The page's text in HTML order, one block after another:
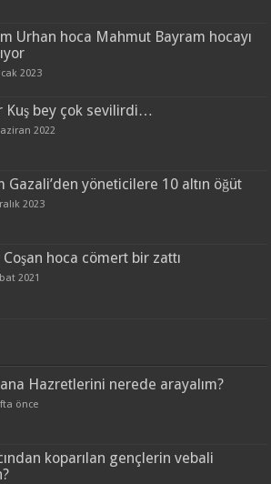
Urhan hoca Mahmut Bayram hocayı
2023
Kuş bey çok sevilirdi…
2022
Gazali’den yöneticilere 10 altın öğüt
2023
Coşan hoca cömert bir zattı
2021
Hazretlerini nerede arayalım?
önce
koparılan gençlerin vebali